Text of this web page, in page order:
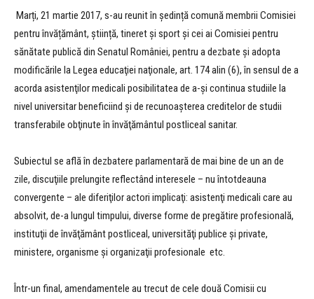
Marți, 21 martie 2017, s-au reunit în ședință comună membrii Comisiei
pentru învățământ, știință, tineret și sport și cei ai Comisiei pentru
sănătate publică din Senatul României, pentru a dezbate şi adopta
modificările la Legea educaţiei naţionale, art. 174 alin (6), în sensul de a
acorda asistenţilor medicali posibilitatea de a-şi continua studiile la
nivel universitar beneficiind şi de recunoaşterea creditelor de studii
transferabile obţinute în învăţământul postliceal sanitar.
Subiectul se află în dezbatere parlamentară de mai bine de un an de
zile, discuţiile prelungite reflectând interesele – nu întotdeauna
convergente – ale diferiţilor actori implicaţi: asistenţi medicali care au
absolvit, de-a lungul timpului, diverse forme de pregătire profesională,
instituţii de învăţământ postliceal, universităţi publice şi private,
ministere, organisme şi organizaţii profesionale etc.
Într-un final, amendamentele au trecut de cele două Comisii cu